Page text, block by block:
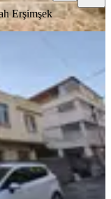
Erşimşek
Ev
04.08.2026